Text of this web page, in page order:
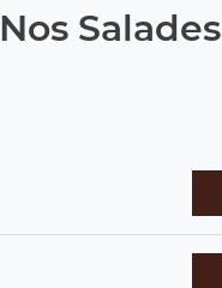
Nos Salades